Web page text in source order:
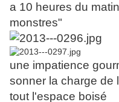
a 10 heures du
monstres"
une impatience
sonner la charge de
tout l'espace boisé